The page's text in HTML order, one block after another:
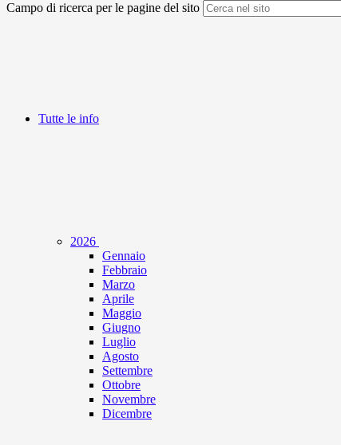
Campo di ricerca per le pagine del sito
Tutte le info
2026
Gennaio
Febbraio
Marzo
Aprile
Maggio
Giugno
Luglio
Agosto
Settembre
Ottobre
Novembre
Dicembre